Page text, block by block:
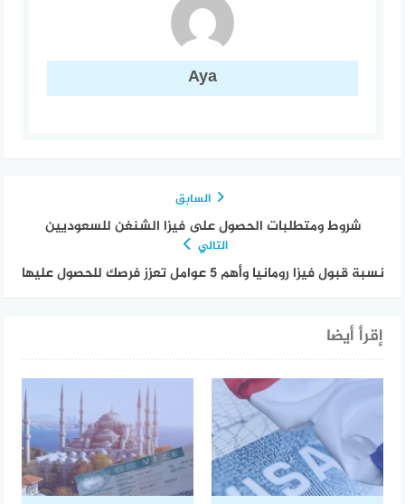
Aya
السابق
شروط ومتطلبات الحصول على فيزا الشنغن للسعوديين
التالي
نسبة قبول فيزا رومانيا وأهم 5 عوامل تعزز فرصك للحصول عليها
إقرأ أيضا